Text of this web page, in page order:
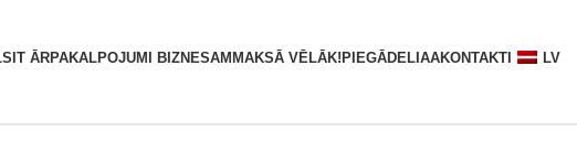
IT ĀRPAKALPOJUMI BIZNESAM MAKSĀ VĒLĀK! PIEGĀDELIAAKONTAKTI LV